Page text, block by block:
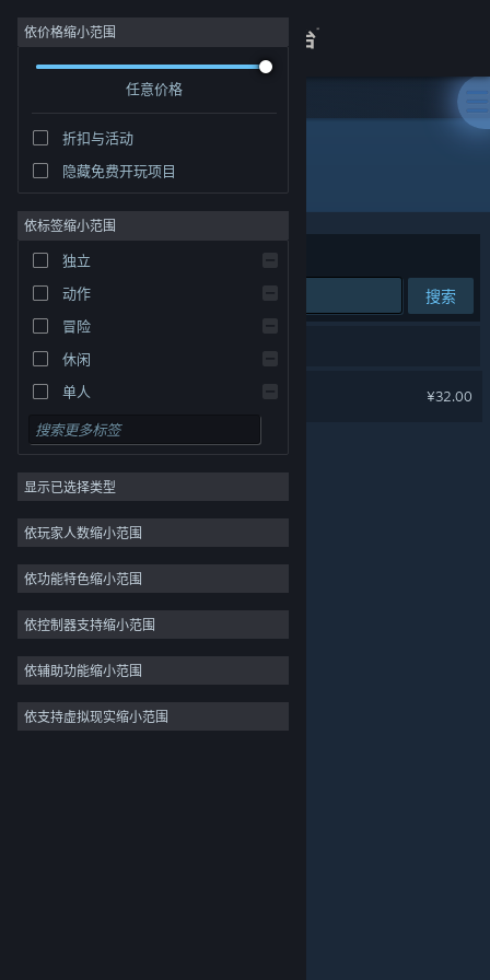
登录
关于
客服
关于蒸汽平台|退款政策|软件许可服务协议
个人信息保护政策|个人信息出境告知书|
依价格缩小范围
任意价格
折扣与活动
隐藏免费开玩项目
依标签缩小范围
独立
动作
冒险
休闲
单人
模拟
角色扮演
策略
2D
3D
免费开玩
氛围
剧情丰富
彩色
显示已选择类型
依玩家人数缩小范围
依功能特色缩小范围
依控制器支持缩小范围
依辅助功能缩小范围
依支持虚拟现实缩小范围
开发者: Cube of Cube
排序依据 相关性
搜索
1 个匹配的搜索结果。
¥32.00